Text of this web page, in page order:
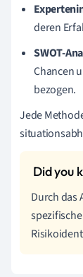
deren
SWOT-
Chancen
bezogen.
Jede
Durch das